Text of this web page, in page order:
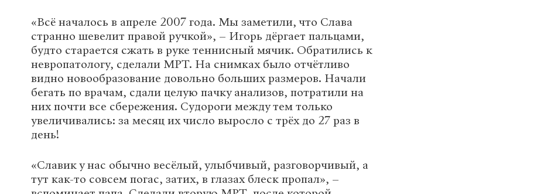
«Всё началось в апреле 2007 года. Мы заметили, что Слава
странно шевелит правой ручкой», – Игорь дёргает пальцами,
будто старается сжать в руке теннисный мячик. Обратились к
невропатологу, сделали МРТ. На снимках было отчётливо
видно новообразование довольно больших размеров. Начали
бегать по врачам, сдали целую пачку анализов, потратили на
них почти все сбережения. Судороги между тем только
увеличивались: за месяц их число выросло с трёх до 27 раз в
день!
«Славик у нас обычно весёлый, улыбчивый, разговорчивый, а
тут как-то совсем погас, затих, в глазах блеск пропал», –